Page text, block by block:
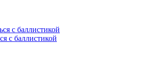
с баллистикой